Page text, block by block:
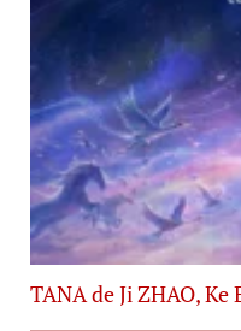
TANA de Ji ZHAO, Ke